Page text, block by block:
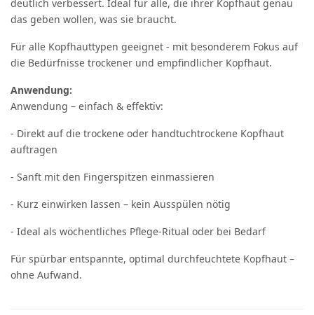
deutlich verbessert. Ideal für alle, die ihrer Kopfhaut genau
das geben wollen, was sie braucht.
Für alle Kopfhauttypen geeignet - mit besonderem Fokus auf
die Bedürfnisse trockener und empfindlicher Kopfhaut.
Anwendung:
Anwendung – einfach & effektiv:
- Direkt auf die trockene oder handtuchtrockene Kopfhaut
auftragen
- Sanft mit den Fingerspitzen einmassieren
- Kurz einwirken lassen – kein Ausspülen nötig
- Ideal als wöchentliches Pflege-Ritual oder bei Bedarf
Für spürbar entspannte, optimal durchfeuchtete Kopfhaut –
ohne Aufwand.